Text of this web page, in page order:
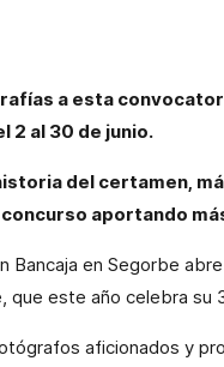
a esta
2 al 30 de junio.
del certamen,
concurso aportando
Bancaja en Segorbe
que este año celebra su
aficionados y